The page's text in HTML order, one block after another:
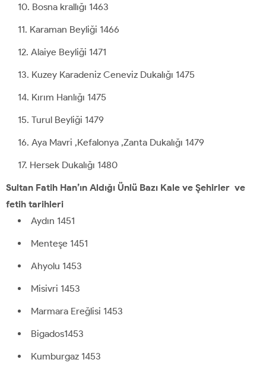
Bosna krallığı 1463
Karaman Beyliği 1466
Alaiye Beyliği 1471
Kuzey Karadeniz Ceneviz Dukalığı 1475
Kırım Hanlığı 1475
Turul Beyliği 1479
Aya Mavri ,Kefalonya ,Zanta Dukalığı 1479
Hersek Dukalığı 1480
Sultan Fatih Han’ın Aldığı Ünlü Bazı Kale ve Şehirler ve
fetih tarihleri
Aydın 1451
Menteşe 1451
Ahyolu 1453
Misivri 1453
Marmara Ereğlisi 1453
Bigados1453
Kumburgaz 1453